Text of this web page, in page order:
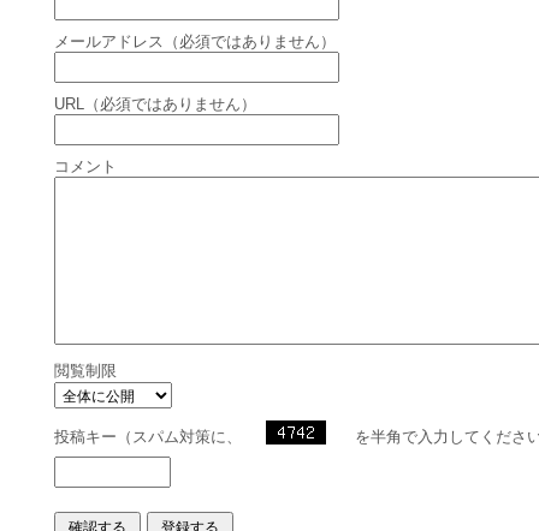
メールアドレス（必須ではありません）
URL（必須ではありません）
コメント
閲覧制限
投稿キー（スパム対策に、 を半角で入力してくださ